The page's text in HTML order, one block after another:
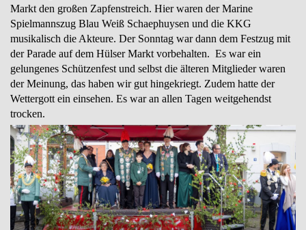
Markt den großen Zapfenstreich. Hier waren der Marine
Spielmannszug Blau Weiß Schaephuysen und die KKG
musikalisch die Akteure. Der Sonntag war dann dem Festzug mit
der Parade auf dem Hülser Markt vorbehalten. Es war ein
gelungenes Schützenfest und selbst die älteren Mitglieder waren
der Meinung, das haben wir gut hingekriegt. Zudem hatte der
Wettergott ein einsehen. Es war an allen Tagen weitgehendst
trocken.